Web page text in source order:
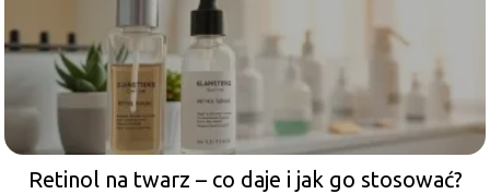
Retinol na twarz – co daje i jak go stosować?